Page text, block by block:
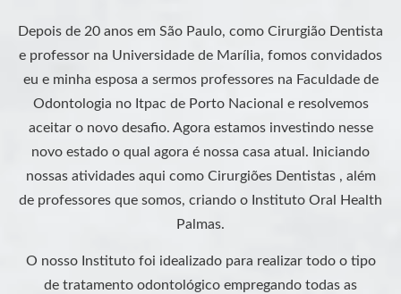
Depois de 20 anos em São Paulo, como Cirurgião Dentista
e professor na Universidade de Marília, fomos convidados
eu e minha esposa a sermos professores na Faculdade de
Odontologia no Itpac de Porto Nacional e resolvemos
aceitar o novo desafio. Agora estamos investindo nesse
novo estado o qual agora é nossa casa atual. Iniciando
nossas atividades aqui como Cirurgiões Dentistas , além
de professores que somos, criando o Instituto Oral Health
Palmas.
O nosso Instituto foi idealizado para realizar todo o tipo
de tratamento odontológico empregando todas as